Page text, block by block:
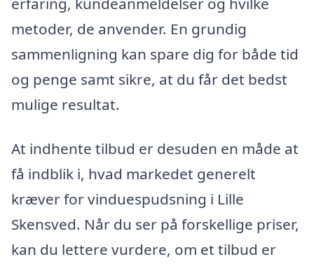
metoder, de anvender. En grundig
sammenligning kan spare dig for både tid
og penge samt sikre, at du får det bedst
mulige resultat.
At indhente tilbud er desuden en måde at
få indblik i, hvad markedet generelt
kræver for vinduespudsning i Lille
Skensved. Når du ser på forskellige priser,
kan du lettere vurdere, om et tilbud er